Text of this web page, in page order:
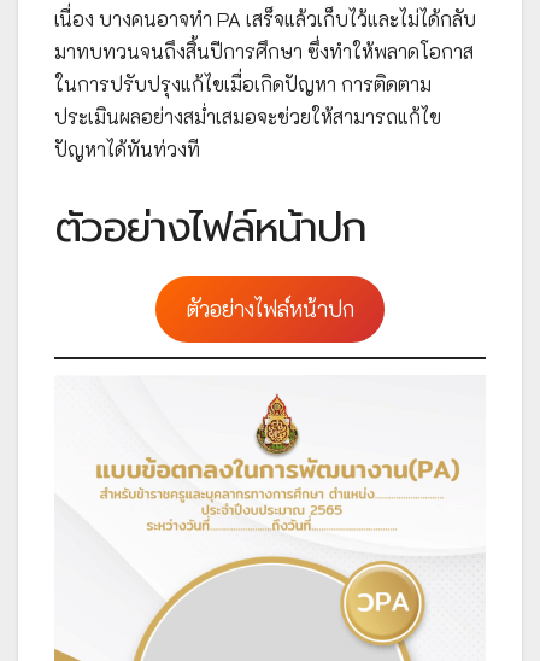
เนื่อง บางคนอาจทำ PA เสร็จแล้วเก็บไว้และไม่ได้กลับ
มาทบทวนจนถึงสิ้นปีการศึกษา ซึ่งทำให้พลาดโอกาส
ในการปรับปรุงแก้ไขเมื่อเกิดปัญหา การติดตาม
ประเมินผลอย่างสม่ำเสมอจะช่วยให้สามารถแก้ไข
ปัญหาได้ทันท่วงที
ตัวอย่างไฟล์หน้าปก
ตัวอย่างไฟล์หน้าปก